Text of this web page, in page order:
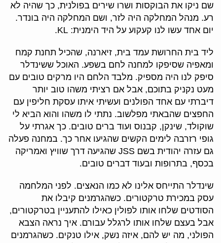
שם ניקו את הבוקסות ושרו שירים בפולנית, כך שהיה לא
רע. מנהל המחלקה היה לזר, ושם המחלקה היה בונדר.
יום אחד עשו לנו קעקוע על היד הימנית: KL.
ליד בית החרושת עמד בית, זיארנה, שהכיל תחנת קמח
ומאפיה שסיפקו למחנה לחם בשפע. האוכל ששינדלר
סיפק לנו היה מספיק. מלבד הלחם היו מרקים טובים עם
מעט נקניק בתוכם, אבל אם רציתי משהו טוב יותר
דיברתי עם אחד הפולנים ועשיתי איתו עסקת חליפין עם
החפצים שהבאתי מפלשוב. נתתי לו משהו והוא הביא לי
שוקולד, שינקן, קבנוס ועוד ברים טובים. כך אגרתי על
גופי רזרבה לימים הקשים שהגיעו אחר כך. במחנה פעלה
גם עזרה יהודית בשם JSS שהגיעה דרך שוויץ ואמריקה
בכסף, בתרופות ובעוד דברים טובים.
שינדלר התייחס אלינו לא כמו הנאצים. לפני המלחמה
עסק במכירת טרקטורים. כשהגרמנים קיבלו את
הסודטים שלחו אותו לפולין כאילו להתעניין בטרקטורים,
אבל בעצם שלחו אותו לרגלל עבורם. איך נראה הצבא
הפולני, מה יש להם, איזה נשק, אילו טנקים. כשהגרמנים